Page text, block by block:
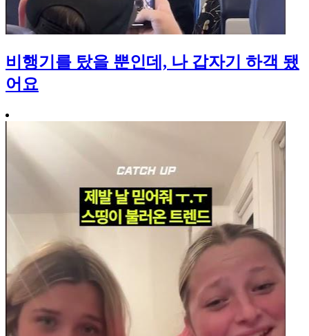
비행기를 탔을 뿐인데, 나 갑자기 하객 됐
어요